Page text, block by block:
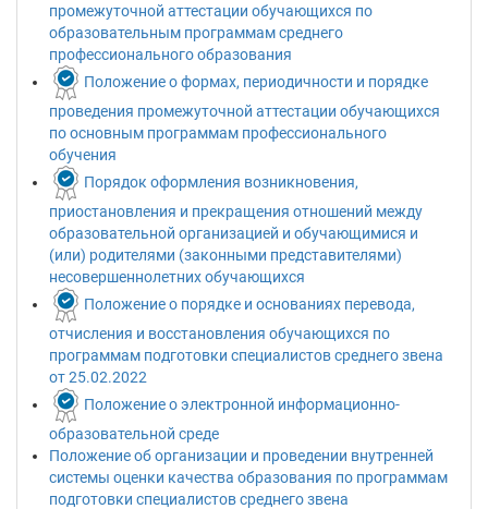
промежуточной аттестации обучающихся по
образовательным программам среднего
профессионального образования
Положение о формах, периодичности и порядке
проведения промежуточной аттестации обучающихся
по основным программам профессионального
обучения
Порядок оформления возникновения,
приостановления и прекращения отношений между
образовательной организацией и обучающимися и
(или) родителями (законными представителями)
несовершеннолетних обучающихся
Положение о порядке и основаниях перевода,
отчисления и восстановления обучающихся по
программам подготовки специалистов среднего звена
от 25.02.2022
Положение о электронной информационно-
образовательной среде
Положение об организации и проведении внутренней
системы оценки качества образования по программам
подготовки специалистов среднего звена